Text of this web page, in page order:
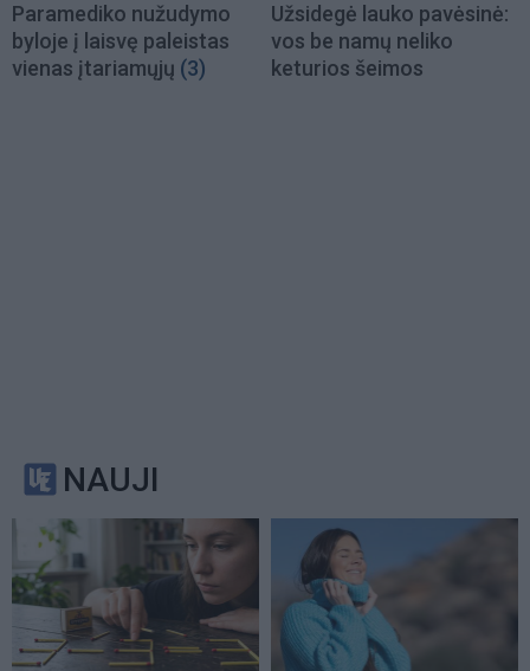
Paramediko nužudymo
byloje į laisvę paleistas
vienas įtariamųjų (3)
Užsidegė lauko pavėsinė:
vos be namų neliko
keturios šeimos
NAUJI